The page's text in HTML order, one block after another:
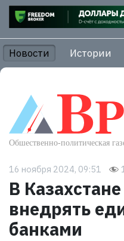
Новости Истории
16 ноября 2024, 09:51
В
внедрять
банками